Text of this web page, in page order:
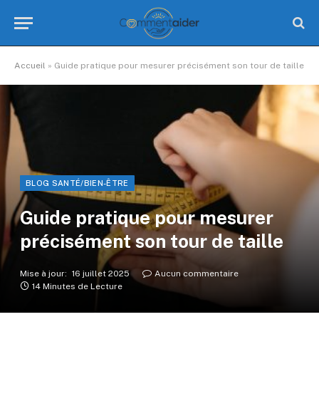
Accueil » Guide pratique pour mesurer précisément son tour de taille
BLOG SANTÉ/BIEN-ÊTRE
Guide pratique pour mesurer
précisément son tour de taille
Mise à jour: 16 juillet 2025
Aucun commentaire
14 Minutes de Lecture